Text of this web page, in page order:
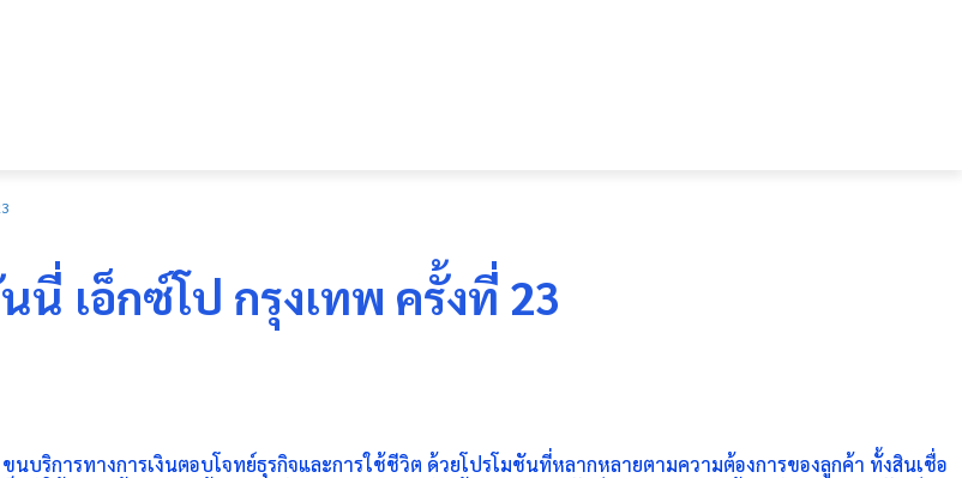
เอ็กซ์โป กรุงเทพ ครั้งที่ 23
บริการทางการเงินตอบโจทย์ธุรกิจและการใช้ชีวิต ด้วยโปรโมชันที่หลากหลายตามความต้องการของลูกค้า ทั้งสินเชื่อ